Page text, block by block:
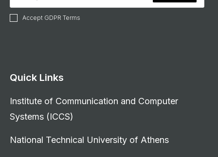
Accept GDPR Terms
Quick Links
Institute of Communication and Computer
Systems (ICCS)
National Technical University of Athens